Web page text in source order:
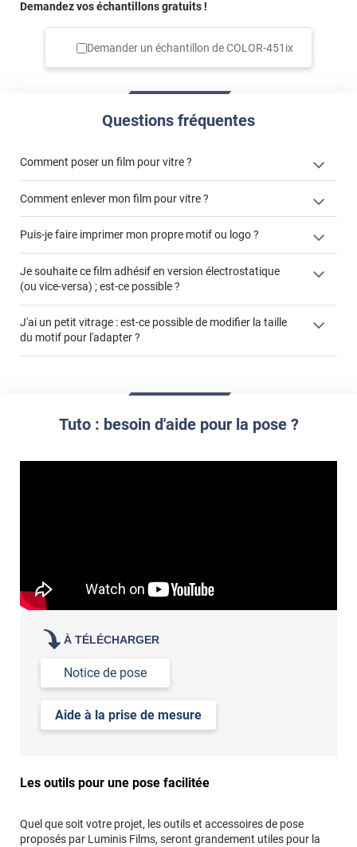
Demandez vos échantillons gratuits !
Demander un échantillon deCOLOR-451ix
Questions fréquentes
Comment poser un film pour vitre ?
cet article
demander un devis de pose
Comment enlever mon film pour vitre ?
enlever et stocker
votre film électrostatique pour vitre
Puis-je faire imprimer mon propre motif ou logo ?
personnaliser
Je souhaite ce film adhésif en version électrostatique
(ou vice-versa) ; est-ce possible ?
J'ai un petit vitrage : est-ce possible de modifier la taille
du motif pour l'adapter ?
Tuto : besoin d'aide pour la pose ?
À TÉLÉCHARGER
Notice de pose
Aide à la prise de mesure
Les outils pour une pose facilitée
Quel que soit votre projet, les outils et accessoires de pose
proposés par Luminis Films, seront grandement utiles pour la